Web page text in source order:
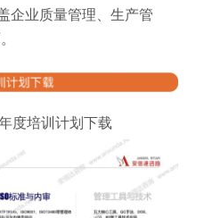
企业质量管理、生产管
度培训计划下载